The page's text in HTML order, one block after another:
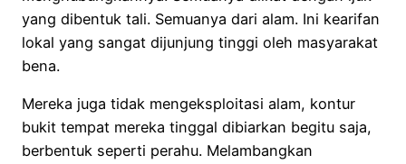
yang dibentuk tali. Semuanya dari alam. Ini kearifan
lokal yang sangat dijunjung tinggi oleh masyarakat
bena.
Mereka juga tidak mengeksploitasi alam, kontur
bukit tempat mereka tinggal dibiarkan begitu saja,
berbentuk seperti perahu. Melambangkan